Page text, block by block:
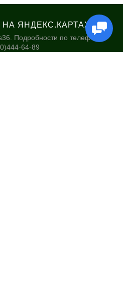
ЯНДЕКС.КАРТАХ
Подробности по телефону:
64-89